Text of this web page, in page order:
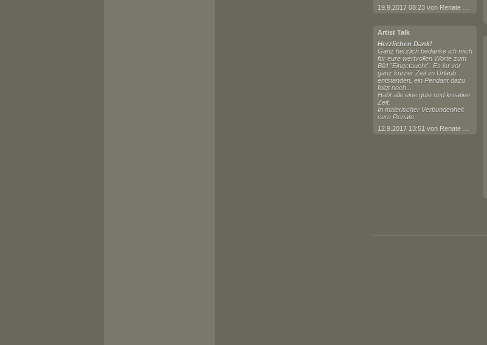
Artist Talk
Herzlichen Dank!
Ganz herzlich bedanke ich mich
für eure wertvollen Worte zum
Bild "Eingetaucht". Es ist vor
ganz kurzer Zeit im Urlaub
entstanden, ein Pendant dazu
folgt noch...
Habt alle eine gute und kreative
Zeit.
In malerischer Verbundenheit
eure Renate